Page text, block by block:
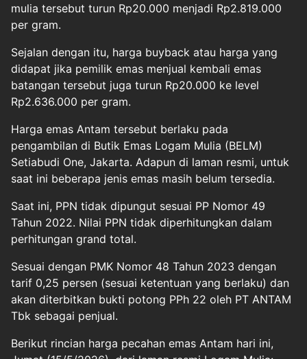
mulia tersebut turun Rp20.000 menjadi Rp2.819.000
per gram.
Sejalan dengan itu, harga buyback atau harga yang
didapat jika pemilik emas menjual kembali emas
batangan tersebut juga turun Rp20.000 ke level
Rp2.636.000 per gram.
Harga emas Antam tersebut berlaku pada
pengambilan di Butik Emas Logam Mulia (BELM)
Setiabudi One, Jakarta. Adapun di laman resmi, untuk
saat ini beberapa jenis emas masih belum tersedia.
Saat ini, PPN tidak dipungut sesuai PP Nomor 49
Tahun 2022. Nilai PPN tidak diperhitungkan dalam
perhitungan grand total.
Sesuai dengan PMK Nomor 48 Tahun 2023 dengan
tarif 0,25 persen (sesuai ketentuan yang berlaku) dan
akan diterbitkan bukti potong PPh 22 oleh PT ANTAM
Tbk sebagai penjual.
Berikut rincian harga pecahan emas Antam hari ini,